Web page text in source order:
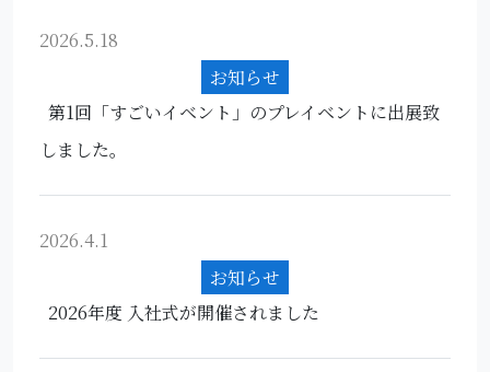
2026.5.18
お知らせ
第1回「すごいイベント」のプレイベントに出展致
しました。
2026.4.1
お知らせ
2026年度 入社式が開催されました